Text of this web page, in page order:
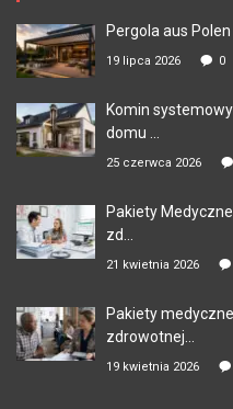
Pergola aus
19 lipca 2026 0
Komin
domu ...
25 czerwca 2026
Pakiety
zd...
21 kwietnia 2026
Pakiety
zdrowotnej...
19 kwietnia 2026